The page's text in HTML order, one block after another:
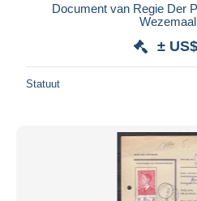
Document van Regie Der
Wezemaal
±
Statuut